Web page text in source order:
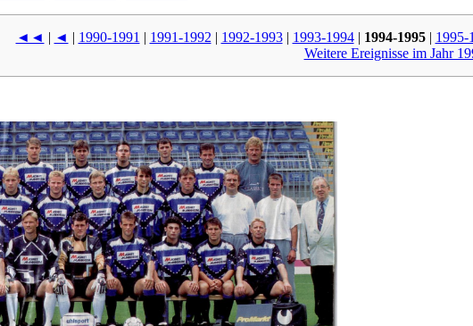
◄◄ | ◄ | 1990-1991 | 1991-1992 | 1992-1993| 1993-1994| 1994-1995| 1995-
Weitere Ereignisse im Jahr